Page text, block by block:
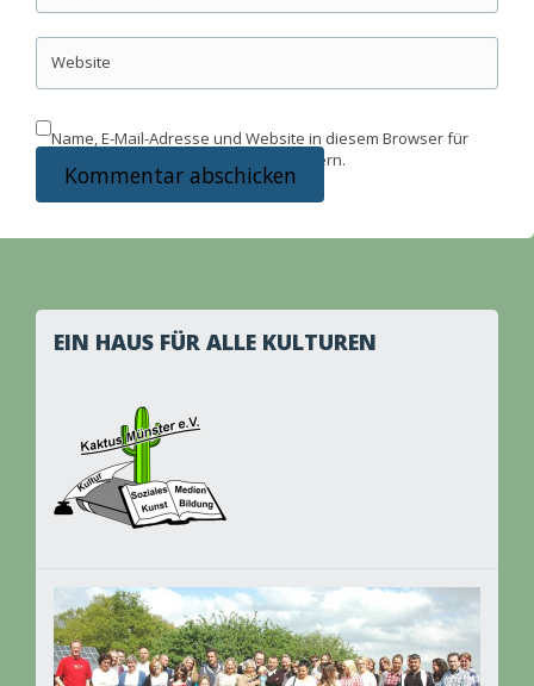
Website
Name, E-Mail-Adresse und Website in diesem Browser für
meinen nächsten Kommentar speichern.
EIN HAUS FÜR ALLE KULTUREN